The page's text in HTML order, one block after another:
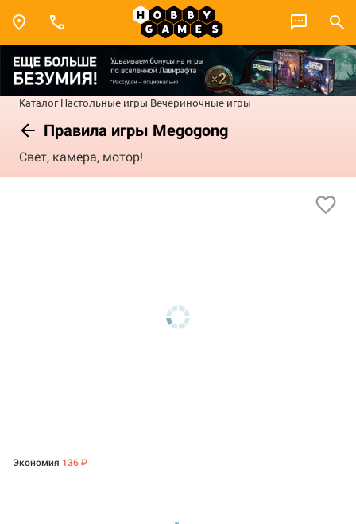
Каталог Настольные игры Вечериночные игры
Правила игры Megogong
Свет, камера, мотор!
Экономия 136 ₽